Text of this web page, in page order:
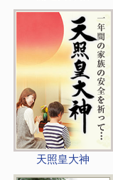
天照皇大神